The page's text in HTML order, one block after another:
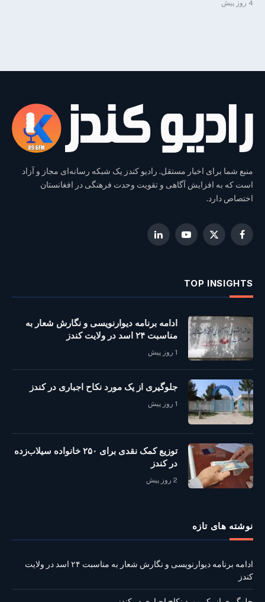
4 روز پیش
منبع شما برای اخبار مستقل. رادیو کندز یک شبکه رسانه‌ای مجاز و آزاد
است که به افزایش آگاهی و تقویت وحدت فرهنگی در افغانستان
اختصاص دارد.
Facebook
X
YouTube
LinkedIn
TOP INSIGHTS
ادامه برنامه دیوارنویسی و نگارش شعار به
مناسبت ۲۴ اسد در ولایت کندز
1 روز پیش
جلوگیری از یک مورد نکاح اجباری در کندز
1 روز پیش
توزیع کمک نقدی برای ۲۵۰ خانواده سیلاب‌زده
در کندز
2 روز پیش
نوشته‌ های تازه
ادامه برنامه دیوارنویسی و نگارش شعار به مناسبت ۲۴ اسد در ولایت
کندز